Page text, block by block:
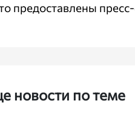
предоставлены
новости по теме